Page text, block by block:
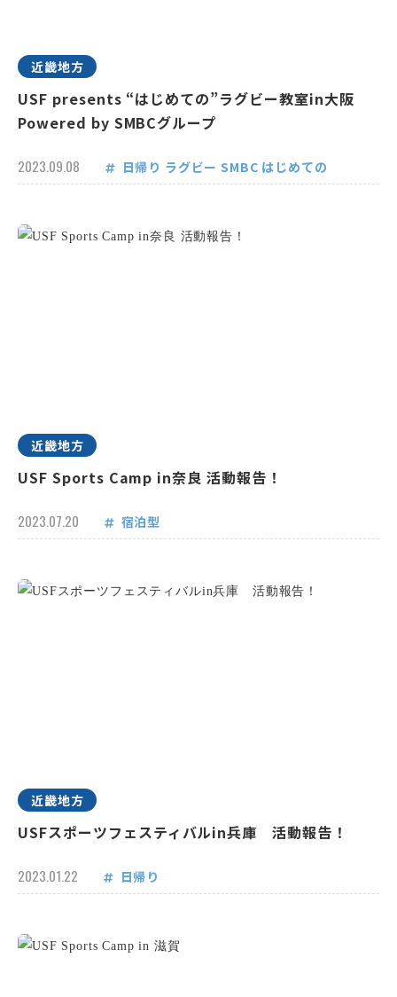
近畿地方
USF presents “はじめての”ラグビー教室in大阪
Powered by SMBCグループ
2023.09.08 日帰り ラグビー SMBC はじめての
近畿地方
USF Sports Camp in奈良 活動報告！
2023.07.20 宿泊型
近畿地方
USFスポーツフェスティバルin兵庫 活動報告！
2023.01.22 日帰り